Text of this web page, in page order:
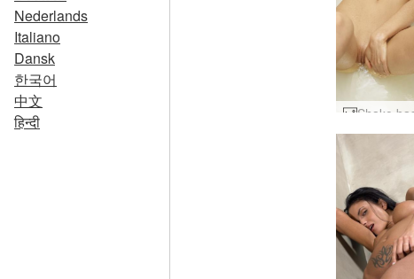
Nederlands
Italiano
Dansk
한국어
中文
हिन्दी